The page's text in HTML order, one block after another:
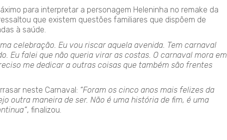
para interpretar a personagem Heleninha no remake da
que existem questões familiares que dispõem de
à saúde.
celebração. Eu vou riscar aquela avenida. Tem carnaval
Eu falei que não queria virar as costas. O carnaval mora em
me dedicar a outras coisas que também são frentes
neste Carnaval: “Foram os cinco anos mais felizes da
outra maneira de ser. Não é uma história de fim, é uma
, finalizou.